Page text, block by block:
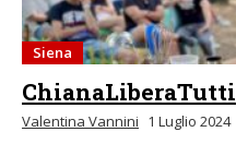
Siena
ChianaLiberaTutti
Valentina Vannini 1 Luglio 2024